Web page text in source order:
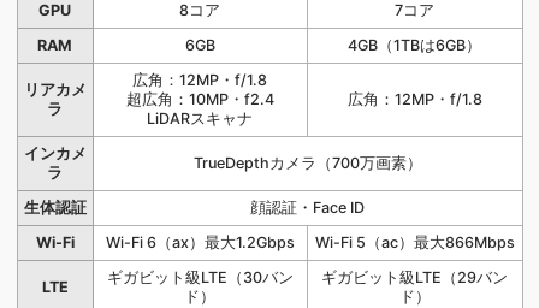
GPU
8コア
7コア
RAM
6GB 4GB（1TBは6GB）
リアカメ
ラ
広角：12MP・f/1.8
超広角：10MP・f2.4
LiDARスキャナ
広角：12MP・f/1.8
インカメ
ラ
TrueDepthカメラ（700万画素）
生体認証
顔認証・Face ID
Wi-Fi
Wi-Fi 6（ax）最大1.2Gbps Wi-Fi 5（ac）最大866Mbps
LTE
ギガビット級LTE（30バン
ド）
ギガビット級LTE（29バン
ド）